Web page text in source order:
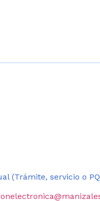
(Trámite, servicio o